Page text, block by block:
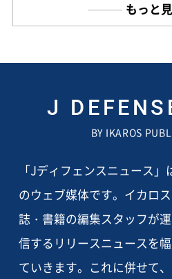
もっと
J
BY IKAROS
「Jディフェンスニュース
のウェブ媒体です。イカロ
誌・書籍の編集スタッフが
信するリリースニュースを
ていきます。これに併せて